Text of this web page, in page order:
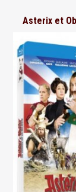
Asterix et